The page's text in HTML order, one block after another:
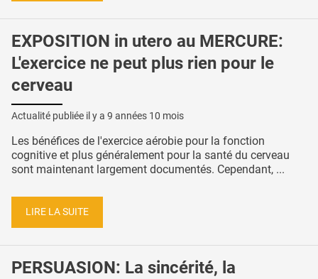
EXPOSITION in utero au MERCURE:
L'exercice ne peut plus rien pour le
cerveau
Actualité publiée il y a 9 années 10 mois
Les bénéfices de l'exercice aérobie pour la fonction
cognitive et plus généralement pour la santé du cerveau
sont maintenant largement documentés. Cependant, ...
LIRE LA SUITE
PERSUASION: La sincérité, la